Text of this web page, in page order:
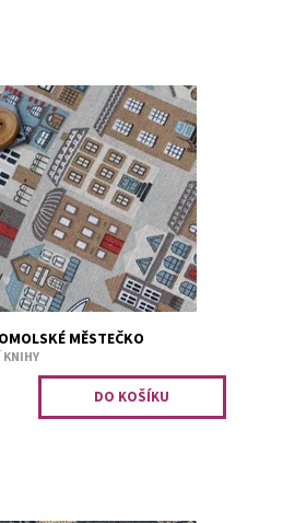
knihy. Bezpečné přenášení
Například tituly: Divotvůrce,
7
MĚSTEČKO